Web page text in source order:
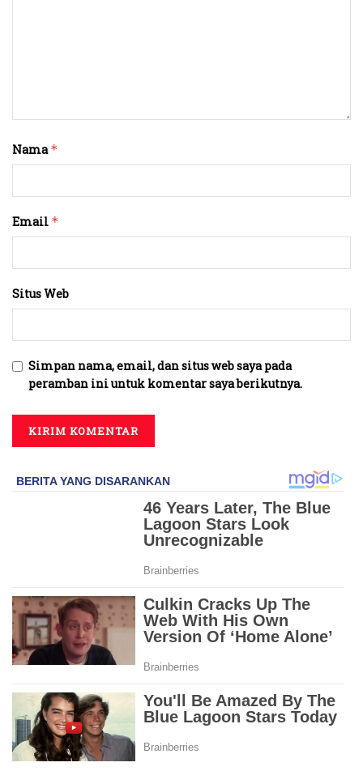
Nama*
Email *
Situs Web
Simpan nama, email, dan situs web saya pada
peramban ini untuk komentar saya berikutnya.